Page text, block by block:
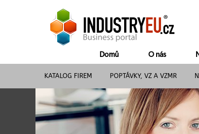
Domů O nás
KATALOG FIREM POPTÁVKY, VZ A VZMR